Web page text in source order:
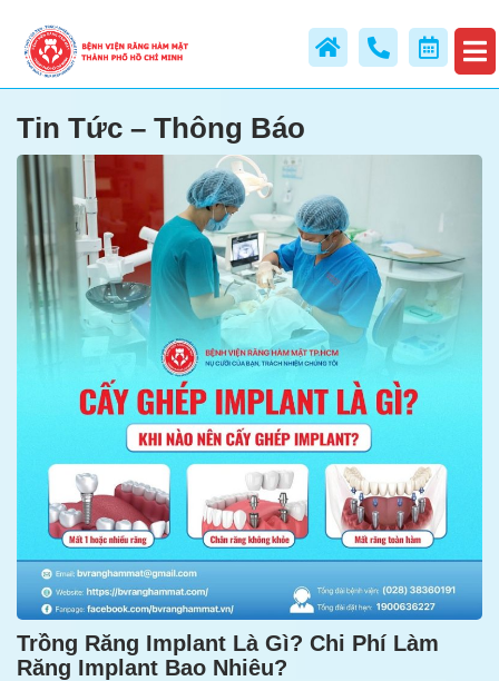
Tin Tức – Thông Báo
Trồng Răng Implant Là Gì? Chi Phí Làm
Răng Implant Bao Nhiêu?